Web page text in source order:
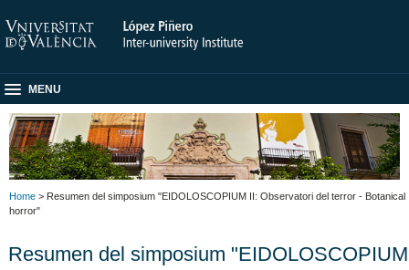
MENU
Home > Resumen del simposium "EIDOLOSCOPIUM II: Observatori del terror - Botanical
horror"
Resumen del simposium "EIDOLOSCOPIUM